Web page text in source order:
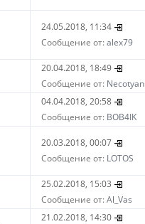
24.05.2018, 11:34
Сообщение от:alex79
20.04.2018, 18:49
Сообщение от: Necotyan
04.04.2018, 20:58
Сообщение от: BOB4IK
20.03.2018, 00:07
Сообщение от: LOTOS
25.02.2018, 15:03
Сообщение от:Al_Vas
21.02.2018, 14:30